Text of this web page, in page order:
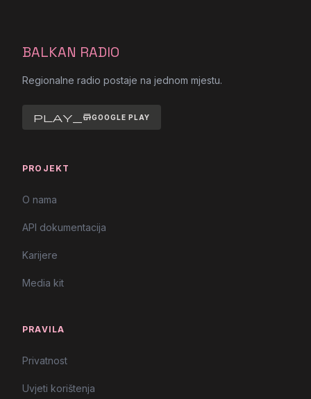
BALKAN RADIO
Regionalne radio postaje na jednom mjestu.
play_storeGOOGLE PLAY
PROJEKT
O nama
API dokumentacija
Karijere
Media kit
PRAVILA
Privatnost
Uvjeti korištenja